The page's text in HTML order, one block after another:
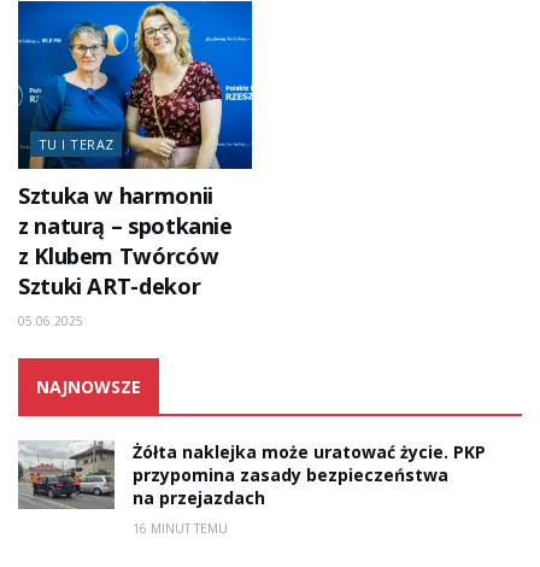
TU I TERAZ
Sztuka w harmonii
z naturą – spotkanie
z Klubem Twórców
Sztuki ART-dekor
05.06.2025
NAJNOWSZE
Żółta naklejka może uratować życie. PKP
przypomina zasady bezpieczeństwa
na przejazdach
16 MINUT TEMU